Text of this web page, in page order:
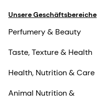
Unsere Geschäftsbereiche
Perfumery & Beauty
Taste, Texture & Health
Health, Nutrition & Care
Animal Nutrition &